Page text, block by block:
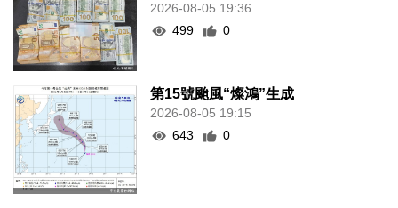
2026-08-05 19:36
499
0
第15號颱風“燦鴻”生成
2026-08-05 19:15
643
0